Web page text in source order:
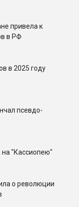
привела к
в РФ
в 2025 году
псевдо-
на "Кассиопею"
о революции